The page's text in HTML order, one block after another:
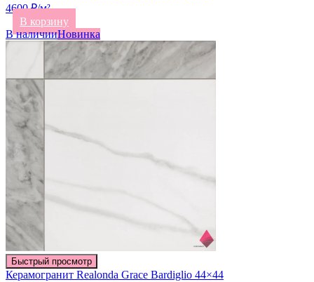
4600 ₽/м²
В корзину
В наличииНовинка
Быстрый просмотр
Керамогранит Realonda Grace Bardiglio 44×44